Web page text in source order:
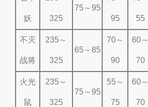
妖 325
75～95
95 55
不灭
战将
235～
325
65～85
70～
90
60～
70
火光
鼠
235～
325
75～95
55～
75
60～
70